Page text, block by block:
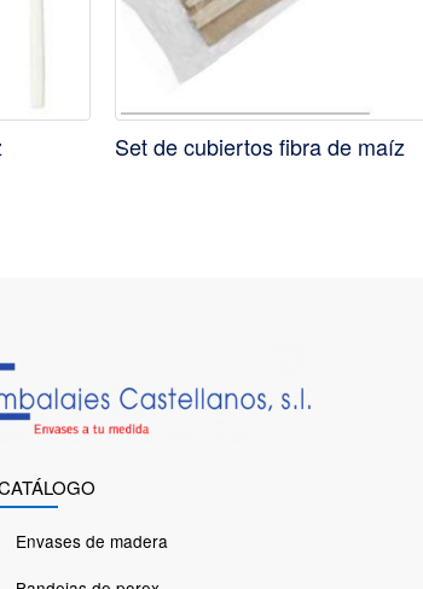
Set de cubiertos fibra de maíz
Envases de madera